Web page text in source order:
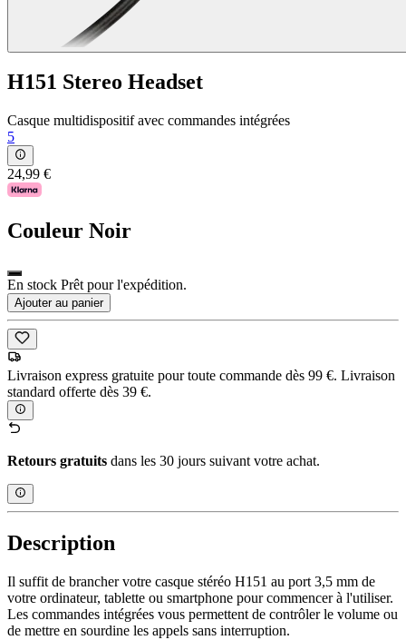
H151 Stereo Headset
Casque multidispositif avec commandes intégrées
5
24,99 €
Couleur Noir
En stock Prêt pour l'expédition.
Ajouter au panier
Livraison express gratuite pour toute commande dès 99 €. Livraison
standard offerte dès 39 €.
Retours gratuits dans les 30 jours suivant votre achat.
Description
Il suffit de brancher votre casque stéréo H151 au port 3,5 mm de
votre ordinateur, tablette ou smartphone pour commencer à l'utiliser.
Les commandes intégrées vous permettent de contrôler le volume ou
de mettre en sourdine les appels sans interruption.